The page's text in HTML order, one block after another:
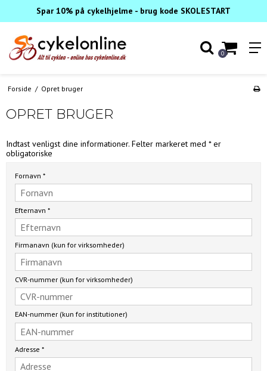
Spar 10% på cykelhjelme - brug kode SKOLESTART
0
Forside / Opret bruger
OPRET BRUGER
Indtast venligst dine informationer. Felter markeret med * er
obligatoriske
Fornavn *
Efternavn *
Firmanavn (kun for virksomheder)
CVR-nummer (kun for virksomheder)
EAN-nummer (kun for institutioner)
Adresse *